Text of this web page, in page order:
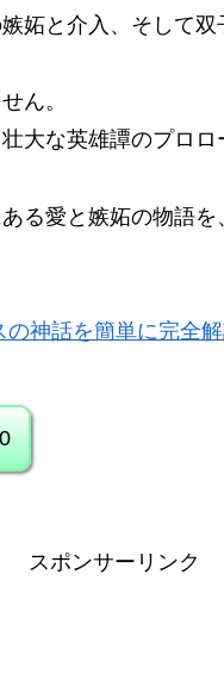
妬と介入、そして
ん。
大な英雄譚のプロロ
る愛と嫉妬の物語
の神話を簡単に完全
スポンサーリンク